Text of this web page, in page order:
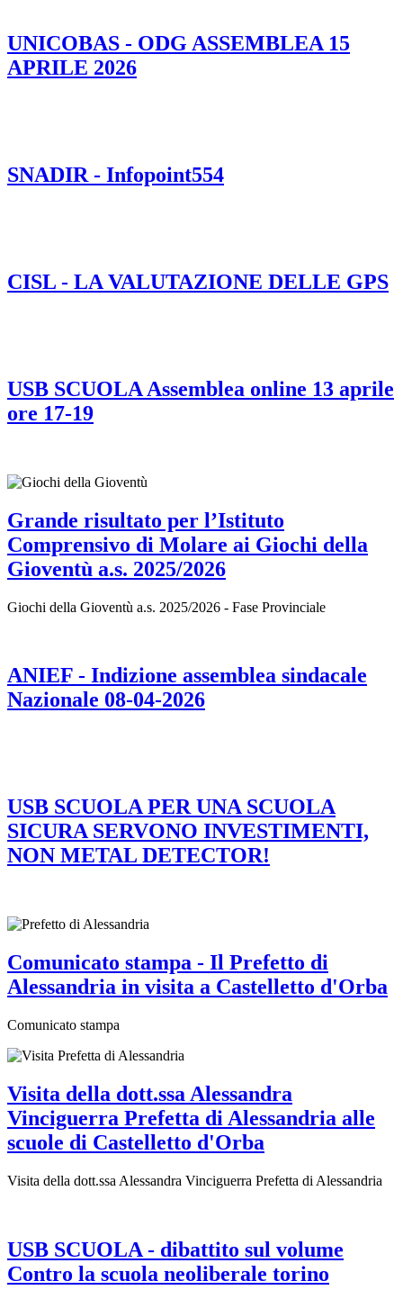
UNICOBAS - ODG ASSEMBLEA 15
APRILE 2026
SNADIR - Infopoint554
CISL - LA VALUTAZIONE DELLE GPS
USB SCUOLA Assemblea online 13 aprile
ore 17-19
Grande risultato per l’Istituto
Comprensivo di Molare ai Giochi della
Gioventù a.s. 2025/2026
Giochi della Gioventù a.s. 2025/2026 - Fase Provinciale
ANIEF - Indizione assemblea sindacale
Nazionale 08-04-2026
USB SCUOLA PER UNA SCUOLA
SICURA SERVONO INVESTIMENTI,
NON METAL DETECTOR!
Comunicato stampa - Il Prefetto di
Alessandria in visita a Castelletto d'Orba
Comunicato stampa
Visita della dott.ssa Alessandra
Vinciguerra Prefetta di Alessandria alle
scuole di Castelletto d'Orba
Visita della dott.ssa Alessandra Vinciguerra Prefetta di Alessandria
USB SCUOLA - dibattito sul volume
Contro la scuola neoliberale torino